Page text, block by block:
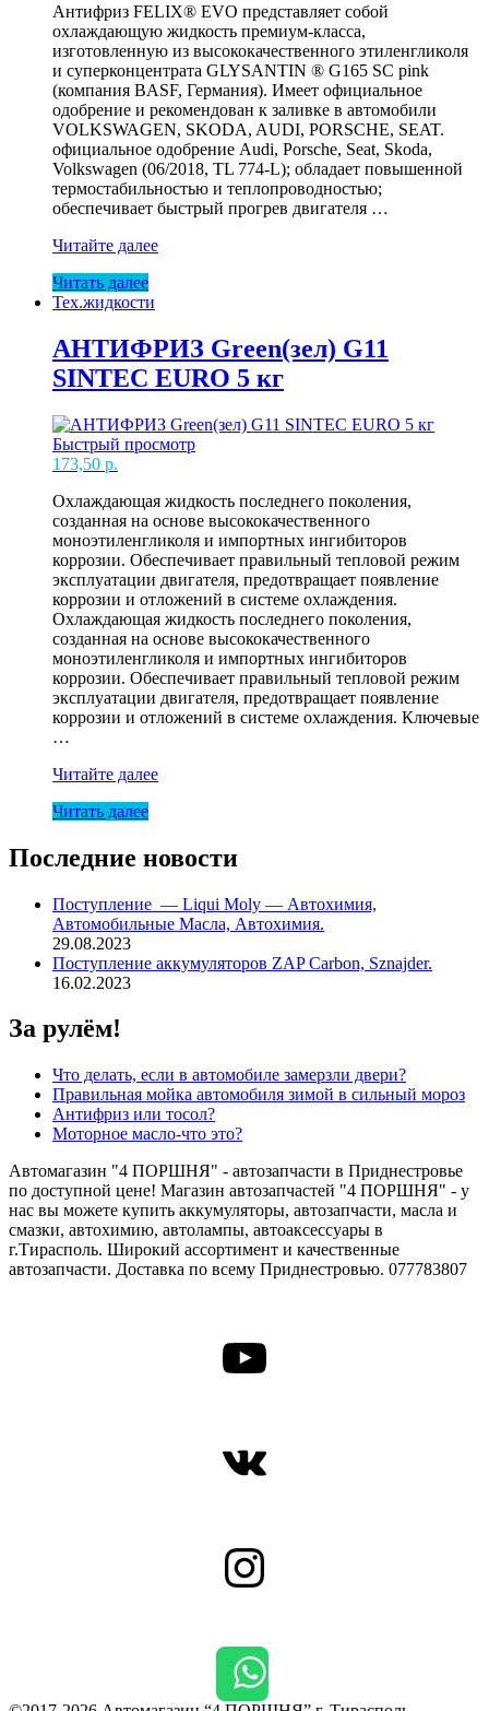
Антифриз FELIX® EVO представляет собой
охлаждающую жидкость премиум-класса,
изготовленную из высококачественного этиленгликоля
и суперконцентрата GLYSANTIN ® G165 SC pink
(компания BASF, Германия). Имеет официальное
одобрение и рекомендован к заливке в автомобили
VOLKSWAGEN, SKODA, AUDI, PORSCHE, SEAT.
официальное одобрение Audi, Porsche, Seat, Skoda,
Volkswagen (06/2018, TL 774-L); обладает повышенной
термостабильностью и теплопроводностью;
обеспечивает быстрый прогрев двигателя …
АНТИФРИЗ
EVO
/psi-
(немецкие)
1кг
Читайте далее
Читать далее
Тех.жидкости
АНТИФРИЗ Green(зел) G11
SINTEC EURO 5 кг
Быстрый просмотр
173,50 р.
Охлаждающая жидкость последнего поколения,
созданная на основе высококачественного
моноэтиленгликоля и импортных ингибиторов
коррозии. Обеспечивает правильный тепловой режим
эксплуатации двигателя, предотвращает появление
коррозии и отложений в системе охлаждения.
Охлаждающая жидкость последнего поколения,
созданная на основе высококачественного
моноэтиленгликоля и импортных ингибиторов
коррозии. Обеспечивает правильный тепловой режим
эксплуатации двигателя, предотвращает появление
коррозии и отложений в системе охлаждения. Ключевые
…
АНТИФРИЗ
G11
EURO
5
Читайте далее
Читать далее
Последние новости
Поступление — Liqui Moly — Автохимия,
Автомобильные Масла, Автохимия.
29.08.2023
Поступление аккумуляторов ZAP Carbon, Sznajder.
16.02.2023
За рулём!
Что делать, если в автомобиле замерзли двери?
Правильная мойка автомобиля зимой в сильный мороз
Антифриз или тосол?
Моторное масло-что это?
Автомагазин "4 ПОРШНЯ" - автозапчасти в Приднестровье
по доступной цене! Магазин автозапчастей "4 ПОРШНЯ" - у
нас вы можете купить аккумуляторы, автозапчасти, масла и
смазки, автохимию, автолампы, автоаксессуары в
г.Тирасполь. Широкий ассортимент и качественные
автозапчасти. Доставка по всему Приднестровью. 077783807
YouTube
ВКонтакте
Instagram